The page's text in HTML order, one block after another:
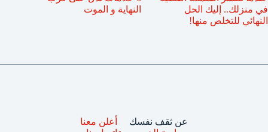
في منزلك.. إليك الحل
النهائي للتخلص منها!
النهاية و الموت
عن ثقف نفسك
أعلن معنا